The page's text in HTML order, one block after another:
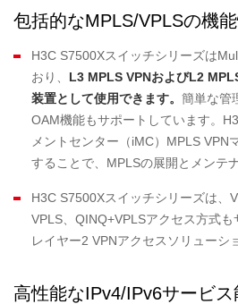
包括的なMPLS/VPLSの機
H3C S7500Xスイッチシリーズは
おり、 L3 MPLS VPNおよびL2
装置として使用できます。 簡単な管
OAM機能もサポートしています。
メントセンター（iMC）MPLS VPN
することで、MPLSの展開とメンテ
H3C S7500Xスイッチシリーズは、
VPLS、QINQ+VPLSアクセス方式
レイヤー2 VPNアクセスソリューシ
高性能なIPv4/IPv6サービス